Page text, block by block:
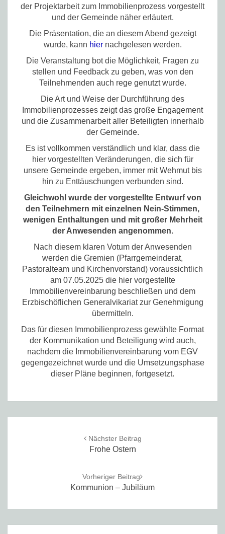
der Projektarbeit zum Immobilienprozess vorgestellt
und der Gemeinde näher erläutert.
Die Präsentation, die an diesem Abend gezeigt
wurde, kann hiernachgelesen werden.
Die Veranstaltung bot die Möglichkeit, Fragen zu
stellen und Feedback zu geben, was von den
Teilnehmenden auch rege genutzt wurde.
Die Art und Weise der Durchführung des
Immobilienprozesses zeigt das große Engagement
und die Zusammenarbeit aller Beteiligten innerhalb
der Gemeinde.
Es ist vollkommen verständlich und klar, dass die
hier vorgestellten Veränderungen, die sich für
unsere Gemeinde ergeben, immer mit Wehmut bis
hin zu Enttäuschungen verbunden sind.
Gleichwohl wurde der vorgestellte Entwurf von
den Teilnehmern mit einzelnen Nein-Stimmen,
wenigen Enthaltungen und mit großer Mehrheit
der Anwesenden angenommen.
Nach diesem klaren Votum der Anwesenden
werden die Gremien (Pfarrgemeinderat,
Pastoralteam und Kirchenvorstand) voraussichtlich
am 07.05.2025 die hier vorgestellte
Immobilienvereinbarung beschließen und dem
Erzbischöflichen Generalvikariat zur Genehmigung
übermitteln.
Das für diesen Immobilienprozess gewählte Format
der Kommunikation und Beteiligung wird auch,
nachdem die Immobilienvereinbarung vom EGV
gegengezeichnet wurde und die Umsetzungsphase
dieser Pläne beginnen, fortgesetzt.
Nächster Beitrag
Frohe Ostern
Vorheriger Beitrag
Kommunion – Jubiläum